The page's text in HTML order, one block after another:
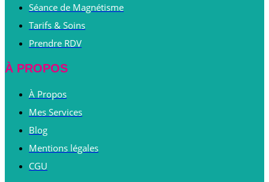
Séance de Magnétisme
Tarifs & Soins
Prendre RDV
À PROPOS
À Propos
Mes Services
Blog
Mentions légales
CGU